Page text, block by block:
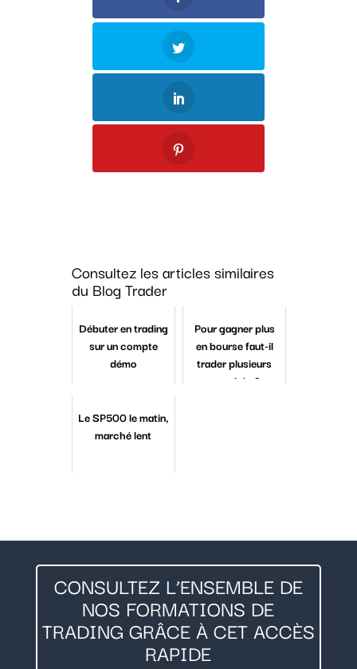
Consultez les articles similaires
du Blog Trader
Débuter en trading
sur un compte
démo
Pour gagner plus
en bourse faut-il
trader plusieurs
marchés ?
Le SP500 le matin,
marché lent
CONSULTEZ L’ENSEMBLE DE
NOS FORMATIONS DE
TRADING GRÂCE À CET ACCÈS
RAPIDE